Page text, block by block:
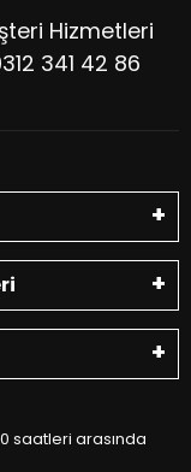
Hizmetleri
341 42 86
saatleri arasında